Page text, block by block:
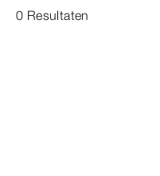
0 Resultaten